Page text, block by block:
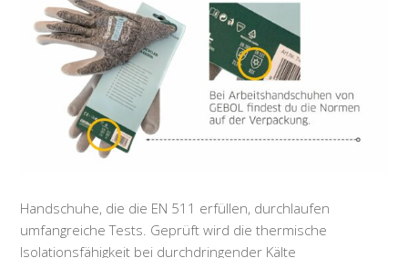
Handschuhe, die die EN 511 erfüllen, durchlaufen
umfangreiche Tests. Geprüft wird die thermische
Isolationsfähigkeit bei durchdringender Kälte